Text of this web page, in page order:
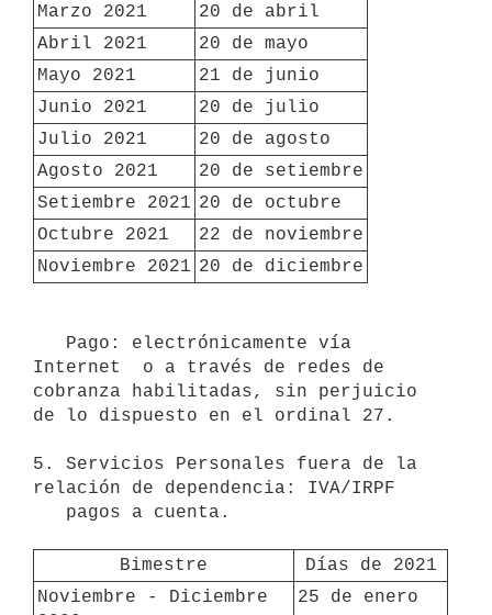
Marzo 2021
20 de abril
Abril 2021
20 de mayo
Mayo 2021
21 de junio
Junio 2021
20 de julio
Julio 2021
20 de agosto
Agosto 2021
20 de setiembre
Setiembre 2021 20 de octubre
Octubre 2021
22 de noviembre
Noviembre 2021 20 de diciembre
Internet  o a través de redes de
cobranza habilitadas, sin perjuicio
de lo dispuesto en el ordinal 27.
5. Servicios Personales fuera de la
relación de dependencia: IVA/IRPF
Bimestre
Días de 2021
Noviembre - Diciembre
25 de enero